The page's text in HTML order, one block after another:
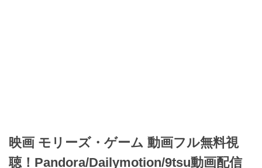
映画 モリーズ・ゲーム 動画フル無料視
聴！Pandora/Dailymotion/9tsu動画配信